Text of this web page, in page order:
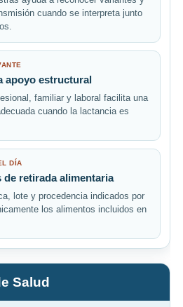
cuando se interpreta junto
apoyo estructural
familiar y laboral facilita una
cuando la lactancia es
DÍA
retirada alimentaria
lote y procedencia indicados por
los alimentos incluidos en
Salud